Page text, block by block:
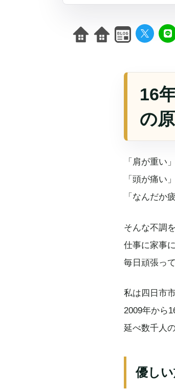
16
の
「肩が重い」
「頭が痛い」
「なんだか
そんな不調
仕事に家事
毎日頑張っ
私は四日市
2009年から
延べ数千人
優し